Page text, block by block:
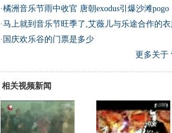
·橘洲音乐节雨中收官 唐朝exodus引爆沙滩pogo
·马上就到音乐节旺季了,艾薇儿与乐途合作的衣
· 国庆欢乐谷的门票是多少
更多关于
相关视频新闻